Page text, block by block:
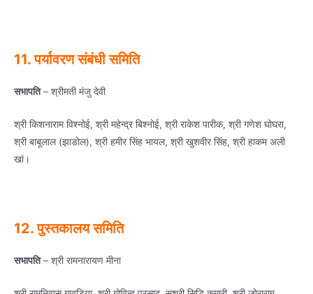
11. पर्यावरण संबंधी समिति
सभापति– श्रीमती मंजु देवी
श्री किशनाराम विश्‍नोई, श्री महेन्‍द्र बिश्‍नोई, श्री राकेश पारीक, श्री गणेश घोघरा,
श्री बाबूलाल (झाडोल), श्री हमीर सिंह भायल, श्री खुशवीर सिंह, श्री हाकम अली
खां।
12. पुस्‍तकालय समिति
सभापति– श्री रामनारायण मीना